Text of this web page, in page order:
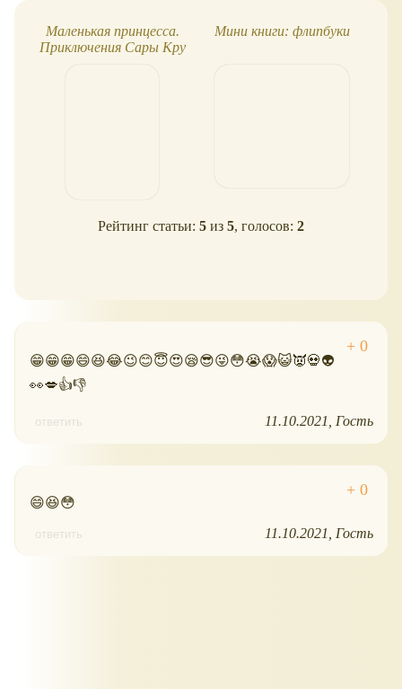
Маленькая принцесса.
Приключения Сары Кру
Мини книги: флипбуки
Рейтинг статьи: 5 из 5, голосов: 2
😁😁😁😄😆😂😉😊😇😍😪😎😜😳😭😱😺👿💀👽
👀💋👍👎
ответить 11.10.2021 Гость
😄😆😳
ответить 11.10.2021 Гость